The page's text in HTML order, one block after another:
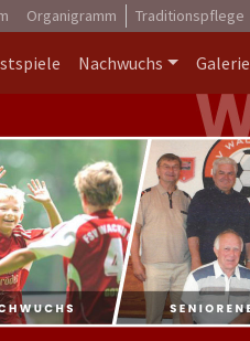
Organigramm Traditionspflege
Nachwuchs Galerie